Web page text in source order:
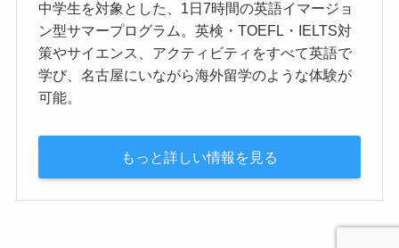
中学生を対象とした、1日7時間の英語イマージョ
ン型サマープログラム。英検・TOEFL・IELTS対
策やサイエンス、アクティビティをすべて英語で
学び、名古屋にいながら海外留学のような体験が
可能。
もっと詳しい情報を見る